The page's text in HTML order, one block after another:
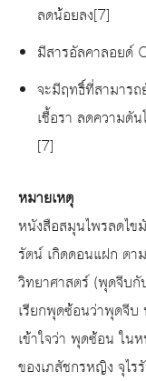
ลดน้อยลง[7]
มีสารอัลคาลอยด์
จะมีฤทธิ์ที่สามารถ
เชื้อรา ลดความดั
[7]
หมายเหตุ
หนังสือสมุนไพรลดไข
รัตน์ เกิดดอนแฝก ตา
วิทยาศาสตร์ (พุดจีบ
เรียกพุดซ้อนว่าพุดจีบ
เข้าใจว่า พุดซ้อน ใน
ของเภสัชกรหญิง จุไ